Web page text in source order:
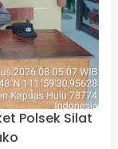
Polsek Silat